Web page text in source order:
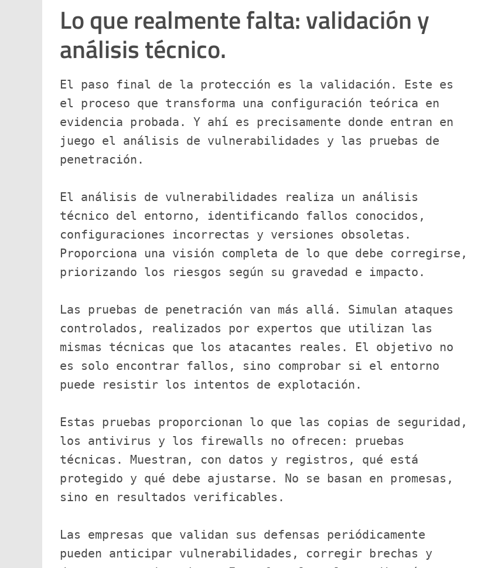
Lo que realmente falta: validación y
análisis técnico.
El paso final de la protección es la validación. Este es
el proceso que transforma una configuración teórica en
evidencia probada. Y ahí es precisamente donde entran en
juego el análisis de vulnerabilidades y las pruebas de
penetración.
El análisis de vulnerabilidades realiza un análisis
técnico del entorno, identificando fallos conocidos,
configuraciones incorrectas y versiones obsoletas.
Proporciona una visión completa de lo que debe corregirse,
priorizando los riesgos según su gravedad e impacto.
Las pruebas de penetración van más allá. Simulan ataques
controlados, realizados por expertos que utilizan las
mismas técnicas que los atacantes reales. El objetivo no
es solo encontrar fallos, sino comprobar si el entorno
puede resistir los intentos de explotación.
Estas pruebas proporcionan lo que las copias de seguridad,
los antivirus y los firewalls no ofrecen: pruebas
técnicas. Muestran, con datos y registros, qué está
protegido y qué debe ajustarse. No se basan en promesas,
sino en resultados verificables.
Las empresas que validan sus defensas periódicamente
pueden anticipar vulnerabilidades, corregir brechas y